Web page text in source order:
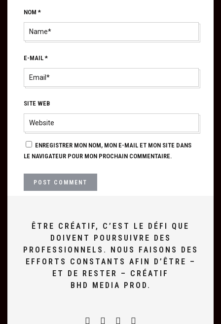
NOM*
E-MAIL*
SITE WEB
ENREGISTRER MON NOM, MON E-MAIL ET MON SITE DANS
LE NAVIGATEUR POUR MON PROCHAIN COMMENTAIRE.
ÊTRE CRÉATIF, C’EST LE DÉFI QUE
DOIVENT POURSUIVRE DES
PROFESSIONNELS. NOUS FAISONS DES
EFFORTS CONSTANTS AFIN D’ÊTRE –
ET DE RESTER – CRÉATIF
BHD MEDIA PROD.